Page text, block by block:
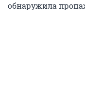
обнаружила